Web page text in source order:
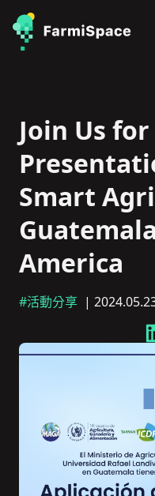
Join Us
Smart
America
#活動分享 |